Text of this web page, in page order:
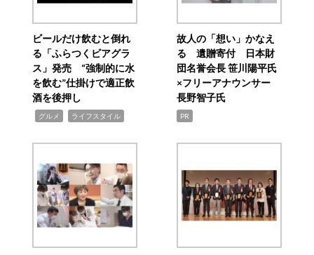
ビールだけ飲むと倒れ
る「ふらつくビアグラ
ス」発売 “強制的に水
を飲む”仕掛けで適正飲
酒を後押し
グルメ ライフスタイル
故人の「想い」かなえ
る 遺贈寄付 日本財
団名誉会長 笹川陽平氏
×フリーアナウンサー
長野智子氏
PR